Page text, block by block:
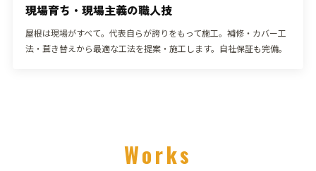
現場育ち・現場主義の職人技
屋根は現場がすべて。代表自らが誇りをもって施工。補修・カバー工
法・葺き替えから最適な工法を提案・施工します。自社保証も完備。
Works